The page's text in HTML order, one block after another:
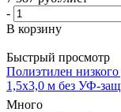
-
В корзину
Быстрый просмотр
Полиэтилен
1,5х3,0 м без УФ-
Много